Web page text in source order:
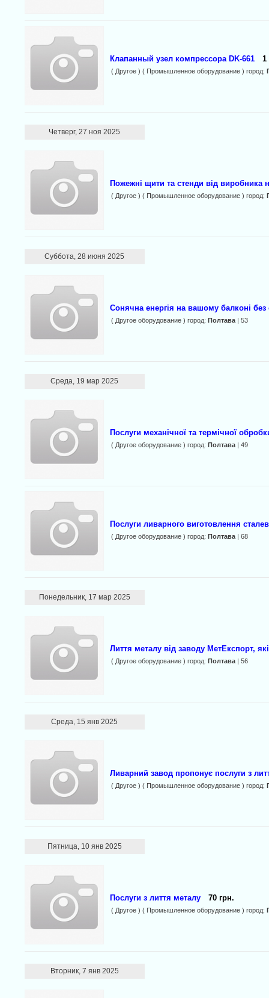
Клапанный узел компрессора DK-661 1
( Другое ) ( Промышленное оборудование ) город:
Четверг, 27 ноя 2025
Пожежні щити та стенди від виробника
( Другое ) ( Промышленное оборудование ) город:
Суббота, 28 июня 2025
Сонячна енергія на вашому балконі без
( Другое оборудование ) город: Полтава| 53
Среда, 19 мар 2025
Послуги механічної та термічної
( Другое оборудование ) город: Полтава| 49
Послуги ливарного виготовлення
( Другое оборудование ) город: Полтава| 68
Понедельник, 17 мар 2025
Лиття металу від заводу МетЕкспорт,
( Другое оборудование ) город: Полтава| 56
Среда, 15 янв 2025
Ливарний завод пропонує послуги з
( Другое ) ( Промышленное оборудование ) город:
Пятница, 10 янв 2025
Послуги з лиття металу 70 грн.
( Другое ) ( Промышленное оборудование ) город:
Вторник, 7 янв 2025